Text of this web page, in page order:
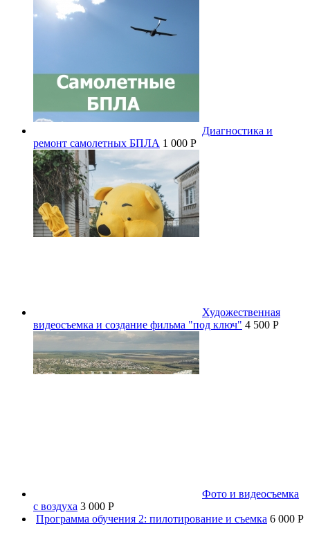
Диагностика и
ремонт самолетных БПЛА 1 000 P
Художественная
видеосъемка и создание фильма "под ключ" 4 500 P
Фото и видеосъемка
с воздуха 3 000 P
Программа обучения 2: пилотирование и съемка 6 000 P